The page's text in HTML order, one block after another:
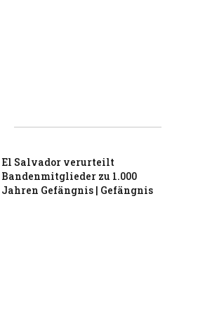
El Salvador verurteilt
Bandenmitglieder zu 1.000
Jahren Gefängnis | Gefängnis